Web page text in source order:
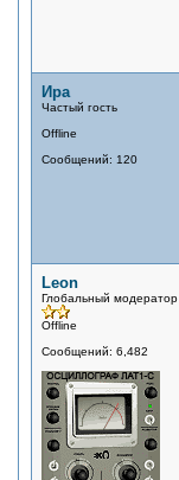
Ира
Частый гость
Offline
Сообщений: 120
Leon
Глобальный модератор
Offline
Сообщений: 6,482